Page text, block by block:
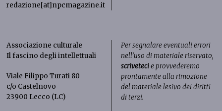
redazione[at]npcmagazine.it
Associazione culturale
Il fascino degli intellettuali
Viale Filippo Turati 80
c/o Castelnovo
23900 Lecco (LC)
Per segnalare eventuali errori
nell’uso di materiale riservato,
scrivetecie provvederemo
prontamente alla rimozione
del materiale lesivo dei diritti
di terzi.